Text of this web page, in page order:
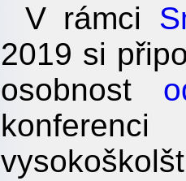
V rámci
2019 si
osobnost